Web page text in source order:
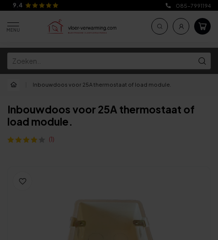
9.4 085-7991194
MENU
Inbouwdoos voor 25A thermostaat of load module.
Inbouwdoos voor 25A thermostaat of
load module.
(1)